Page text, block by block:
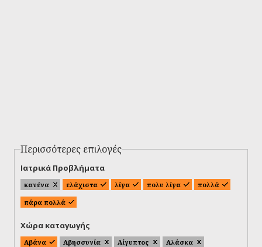
Περισσότερες επιλογές
Ιατρικά Προβλήματα
κανένα ελάχιστα λίγα πολυ λίγα
πολλά
πάρα πολλά
Χώρα καταγωγής
Αβάνα Αβησσυνία Αίγυπτος
Αλάσκα